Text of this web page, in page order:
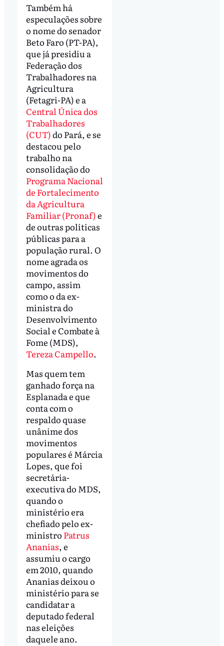
Também há
especulações sobre
o nome do senador
Beto Faro (PT-PA),
que já presidiu a
Federação dos
Trabalhadores na
Agricultura
(Fetagri-PA) e a
Central Única dos
Trabalhadores
(CUT)do Pará, e se
destacou pelo
trabalho na
consolidação do
Programa Nacional
de Fortalecimento
da Agricultura
Familiar (Pronaf)e
de outras políticas
públicas para a
população rural. O
nome agrada os
movimentos do
campo, assim
como o da ex-
ministra do
Desenvolvimento
Social e Combate à
Fome (MDS),
Tereza Campello.
Mas quem tem
ganhado força na
Esplanada e que
conta com o
respaldo quase
unânime dos
movimentos
populares é Márcia
Lopes, que foi
secretária-
executiva do MDS,
quando o
ministério era
chefiado pelo ex-
ministro Patrus
Ananias, e
assumiu o cargo
em 2010, quando
Ananias deixou o
ministério para se
candidatar a
deputado federal
nas eleições
daquele ano.